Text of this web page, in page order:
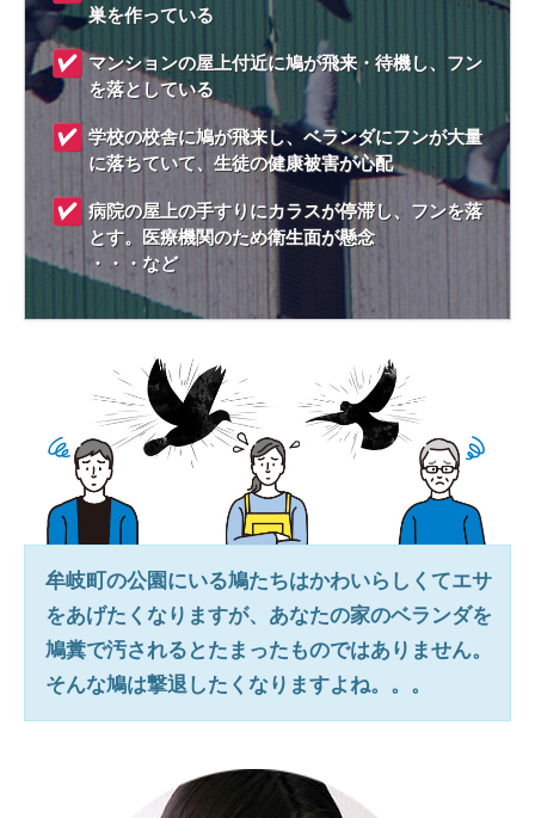
巣を作っている
マンションの屋上付近に鳩が飛来・待機し、フン
を落としている
学校の校舎に鳩が飛来し、ベランダにフンが大量
に落ちていて、生徒の健康被害が心配
病院の屋上の手すりにカラスが停滞し、フンを落
とす。医療機関のため衛生面が懸念
・・・など
牟岐町の公園にいる鳩たちはかわいらしくてエサ
をあげたくなりますが、あなたの家のベランダを
鳩糞で汚されるとたまったものではありません。
そんな鳩は撃退したくなりますよね。。。